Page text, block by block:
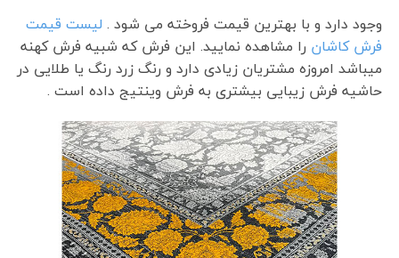
وجود دارد و با بهترین قیمت فروخته می شود . لیست قیمت
فرش کاشان را مشاهده نمایید. این فرش که شبیه فرش کهنه
میباشد امروزه مشتریان زیادی دارد و رنگ زرد رنگ یا طلایی در
حاشیه فرش زیبایی بیشتری به فرش وینتیج داده است .